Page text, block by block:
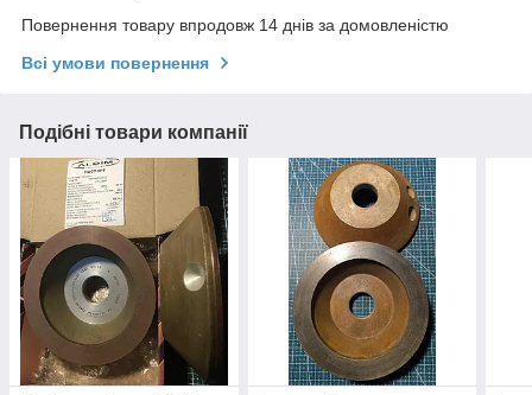
Повернення товару впродовж 14 днів за домовленістю
Всі умови повернення
Подібні товари компанії